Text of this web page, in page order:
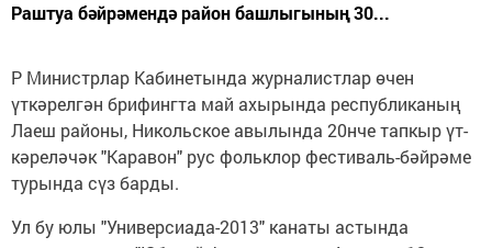
Раштуа бәй­рәмендә район башлыгының 30...
Р Министрлар Кабинетында журналистлар өчен
үткәрелгән брифингта май ахырында республиканың
Лаеш районы, Никольское авылында 20нче тапкыр үт­
кәреләчәк "Каравон" рус фольклор фестиваль-бәйрәме
турында сүз барды.
Ул бу юлы "Универсиада-2013" канаты астында